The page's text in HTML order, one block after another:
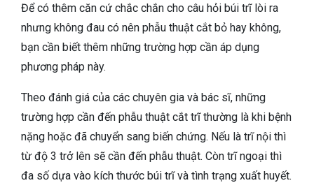
Để có thêm căn cứ chắc chắn cho câu hỏi búi trĩ lòi ra
nhưng không đau có nên phẫu thuật cắt bỏ hay không,
bạn cần biết thêm những trường hợp cần áp dụng
phương pháp này.
Theo đánh giá của các chuyên gia và bác sĩ, những
trường hợp cần đến phẫu thuật cắt trĩ thường là khi bệnh
nặng hoặc đã chuyển sang biến chứng. Nếu là trĩ nội thì
từ độ 3 trở lên sẽ cần đến phẫu thuật. Còn trĩ ngoại thì
đa số dựa vào kích thước búi trĩ và tình trạng xuất huyết.